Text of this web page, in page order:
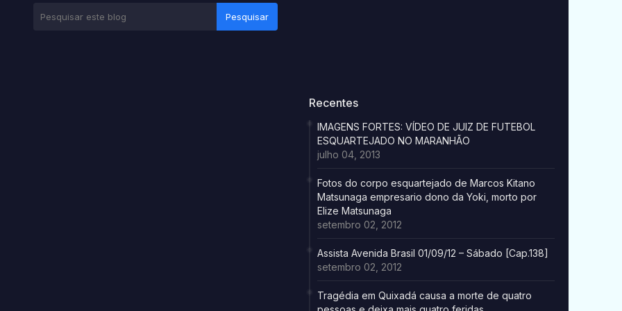
Recentes
IMAGENS FORTES: VÍDEO DE JUIZ DE FUTEBOL
ESQUARTEJADO NO MARANHÃO
julho 04, 2013
Fotos do corpo esquartejado de Marcos Kitano
Matsunaga empresario dono da Yoki, morto por
Elize Matsunaga
setembro 02, 2012
Assista Avenida Brasil 01/09/12 – Sábado [Cap.138]
setembro 02, 2012
Tragédia em Quixadá causa a morte de quatro